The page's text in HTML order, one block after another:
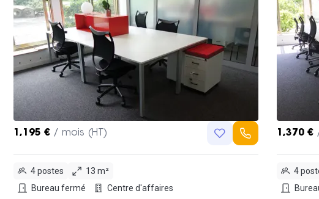
1,195 € / mois (HT)
4 postes
13 m²
Bureau fermé
Centre d'affaires
1,370 €
4